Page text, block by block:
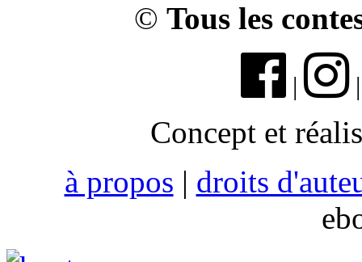
© Tous les
|
Concept et
à propos | droits